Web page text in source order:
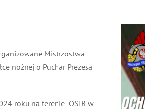
Mistrzostwa
nożnej o Puchar Prezesa
roku na terenie OSIR w